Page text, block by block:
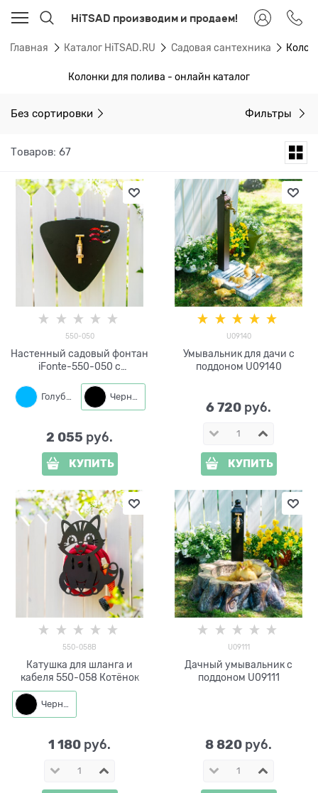
HiTSAD производим и продаем!
Главная Каталог HiTSAD.RU Садовая сантехника
Колонки для полива - онлайн каталог
Без сортировки Фильтры
Товаров: 67
550-050
Настенный садовый фонтан
iFonte-550-050 с
Голубой Черный
2 055 руб.
КУПИТЬ
U09140
Умывальник для дачи с
поддоном U09140
6 720 руб.
КУПИТЬ
550-058B
Катушка для шланга и
кабеля 550-058 Котёнок
Черный
1 180 руб.
U09111
Дачный умывальник с
поддоном U09111
8 820 руб.